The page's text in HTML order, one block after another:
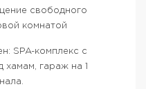
свободного
комнатой
SPA-комплекс с
гараж на 1